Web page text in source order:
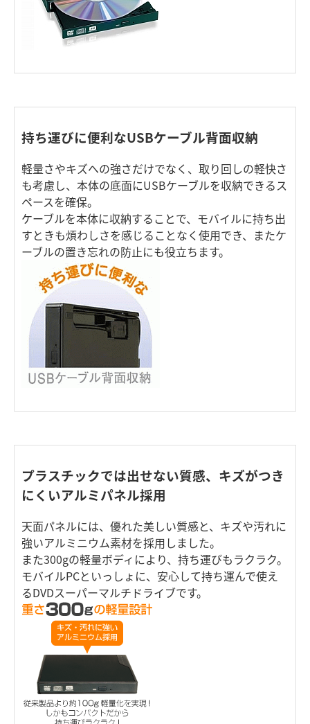
持ち運びに便利なUSBケーブル背面収納
軽量さやキズへの強さだけでなく、取り回しの軽快さ
も考慮し、本体の底面にUSBケーブルを収納できるス
ペースを確保。
ケーブルを本体に収納することで、モバイルに持ち出
すときも煩わしさを感じることなく使用でき、またケ
ーブルの置き忘れの防止にも役立ちます。
プラスチックでは出せない質感、キズがつき
にくいアルミパネル採用
天面パネルには、優れた美しい質感と、キズや汚れに
強いアルミニウム素材を採用しました。
また300gの軽量ボディにより、持ち運びもラクラク。
モバイルPCといっしょに、安心して持ち運んで使え
るDVDスーパーマルチドライブです。